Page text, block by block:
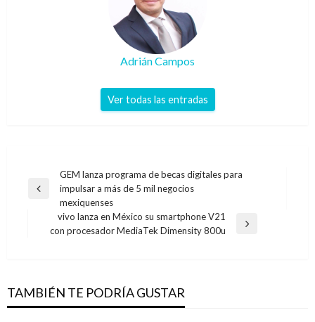
Adrián Campos
Ver todas las entradas
Navegación
de
entradas
Entrada
anterior
GEM lanza programa de becas digitales para
impulsar a más de 5 mil negocios
mexiquenses
Entrada
vivo lanza en México su smartphone V21
con procesador MediaTek Dimensity 800u
TAMBIÉN TE PODRÍA GUSTAR